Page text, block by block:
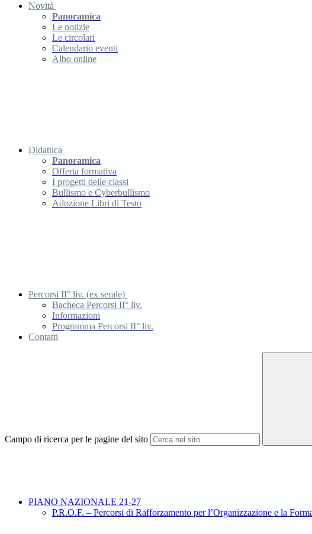
Novità
Panoramica
Le notizie
Le circolari
Calendario eventi
Albo online
Didattica
Panoramica
Offerta formativa
I progetti delle classi
Bullismo e Cyberbullismo
Adozione Libri di Testo
Percorsi II° liv. (ex serale)
Bacheca Percorsi II° liv.
Informazioni
Programma Percorsi II° liv.
Contatti
Campo di ricerca per le pagine del sito
PIANO NAZIONALE 21-27
P.R.O.F. – Percorsi di Rafforzamento per l’Organizzazione e la